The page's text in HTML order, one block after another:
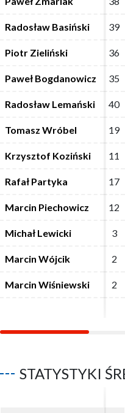
Radosław Basiński 39
Piotr Zieliński 36
Paweł Bogdanowicz 35
Radosław Lemański 40
Tomasz Wróbel 19
Krzysztof Koziński 11
Rafał Partyka 17
Marcin Piechowicz 12
Michał Lewicki 3
Marcin Wójcik 2
Marcin Wiśniewski 2
Radosław Basiński 39
Piotr Zieliński 36
Paweł Bogdanowicz 35
Radosław Lemański 40
Tomasz Wróbel 19
Krzysztof Koziński 11
Rafał Partyka 17
Marcin Piechowicz 12
Michał Lewicki 3
Marcin Wójcik 2
Marcin Wiśniewski 2
STATYSTYKI